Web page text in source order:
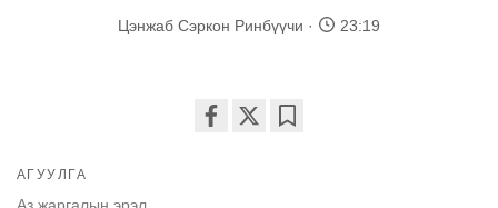
Цэнжаб Сэркон Ринбүүчи 23:19
АГУУЛГА
Аз жаргалын эрэл